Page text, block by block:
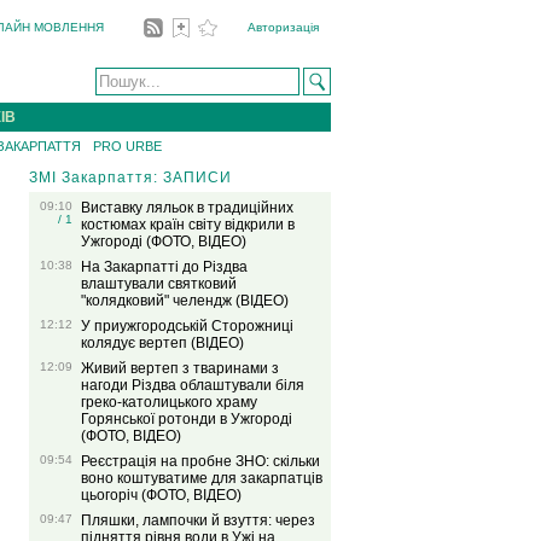
МОВЛЕННЯ
Авторизація
PRO URBE
ЗМІ Закарпаття: ЗАПИСИ
09:10
/ 1
Виставку ляльок в традиційних
костюмах країн світу відкрили в
Ужгороді (ФОТО, ВІДЕО)
10:38
На Закарпатті до Різдва
влаштували святковий
"колядковий" челендж (ВІДЕО)
12:12
У приужгородській Сторожниці
колядує вертеп (ВІДЕО)
12:09
Живий вертеп з тваринами з
нагоди Різдва облаштували біля
греко-католицького храму
Горянської ротонди в Ужгороді
(ФОТО, ВІДЕО)
09:54
Реєстрація на пробне ЗНО: скільки
воно коштуватиме для закарпатців
цьогоріч (ФОТО, ВІДЕО)
09:47
Пляшки, лампочки й взуття: через
підняття рівня води в Ужі на